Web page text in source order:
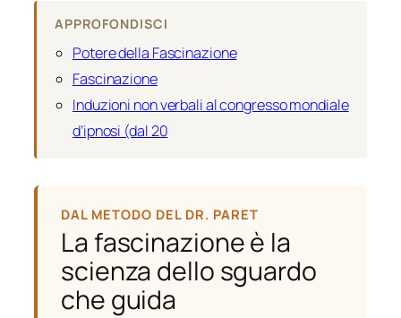
APPROFONDISCI
Potere della Fascinazione
Fascinazione
Induzioni non verbali al congresso mondiale
d’ipnosi (dal 20
DAL METODO DEL DR. PARET
La fascinazione è la
scienza dello sguardo
che guida